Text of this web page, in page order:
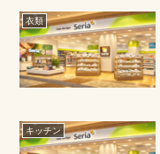
衣類
キッチン